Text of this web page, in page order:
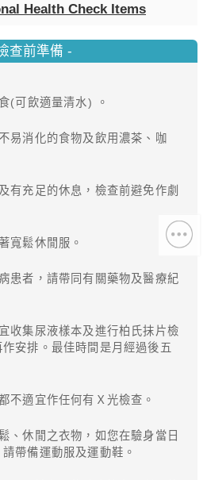
Health Check Items
查前準備 -
(可飲適量清水) 。
易消化的食物及飲用濃茶、咖
有充足的休息，檢查前避免作劇
寬鬆休閒服。
患者，請帶同有關藥物及醫療紀
收集尿液樣本及進行柏氏抹片檢
安排。最佳時間是月經過後五
不適宜作任何有Ｘ光檢查。
、休閒之衣物，如您在驗身當日
帶備運動服及運動鞋。